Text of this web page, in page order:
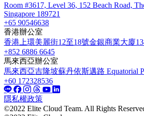
Room #3617, Level 36, 152 Beach Road,
Singapore 189721
+65 90546638
香港辦公室
香港上環美麗街12至18號金銀商業大廈
+852 6886 6645
馬來西亞辦公室
馬來西亞吉隆坡蘇丹依斯邁路 Equatorial
+60 172328536
隱私權政策
©2022 Elite Cloud Team. All Rights